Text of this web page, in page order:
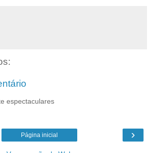
espectaculares
›
Página inicial